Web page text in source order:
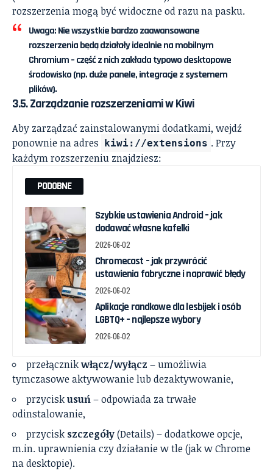
rozszerzenia mogą być widoczne od razu na pasku.
Uwaga: Nie wszystkie bardzo zaawansowane
rozszerzenia będą działały idealnie na mobilnym
Chromium – część z nich zakłada typowo desktopowe
środowisko (np. duże panele, integracje z systemem
plików).
3.5. Zarządzanie rozszerzeniami w Kiwi
Aby zarządzać zainstalowanymi dodatkami, wejdź
ponownie na adres kiwi://extensions . Przy
każdym rozszerzeniu znajdziesz:
PODOBNE
Szybkie ustawienia Android – jak
dodawać własne kafelki
2026-06-02
Chromecast – jak przywrócić
ustawienia fabryczne i naprawić błędy
2026-06-02
Aplikacje randkowe dla lesbijek i osób
LGBTQ+ – najlepsze wybory
2026-06-02
przełącznikwłącz/wyłącz – umożliwia
tymczasowe aktywowanie lub dezaktywowanie,
przyciskusuń– odpowiada za trwałe
odinstalowanie,
przycisk szczegóły(Details) – dodatkowe opcje,
m.in. uprawnienia czy działanie w tle (jak w Chrome
na desktopie).